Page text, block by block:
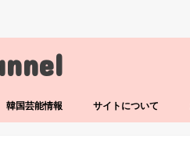
韓国芸能情報 サイトについて